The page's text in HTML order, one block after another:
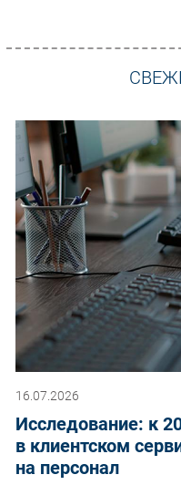
16.07.2026
Исследование: к
в клиентском
на персонал